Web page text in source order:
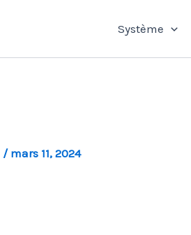
Système
/ mars 11, 2024